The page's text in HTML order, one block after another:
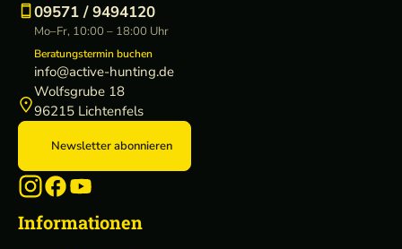
09571 / 9494120
Mo–Fr, 10:00 – 18:00 Uhr
Beratungstermin buchen
info@active-hunting.de
Wolfsgrube 18
96215 Lichtenfels
Newsletter abonnieren
Informationen